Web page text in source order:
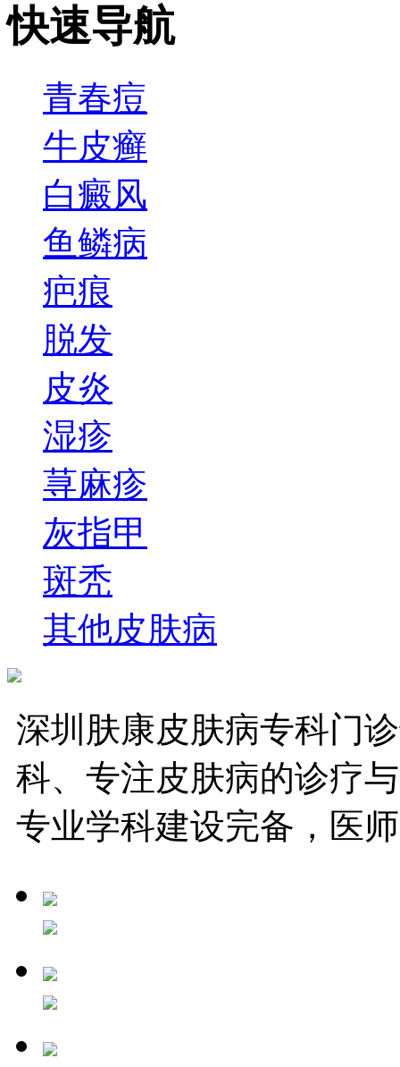
快速导航
青春痘
牛皮癣
白癜风
鱼鳞病
疤痕
脱发
皮炎
湿疹
荨麻疹
灰指甲
斑秃
其他皮肤病
深圳肤康皮肤病专科门
科、专注皮肤病的诊疗
专业学科建设完备，医